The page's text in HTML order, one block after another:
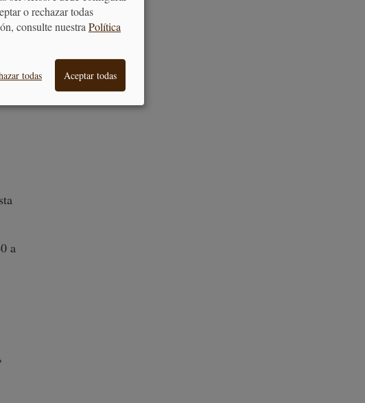
la
a
o rechazar todas
consulte nuestra Política
todas Aceptar todas